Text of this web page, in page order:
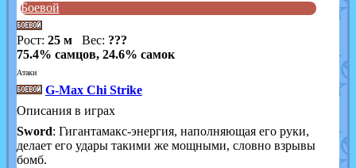
Боевой
Рост: 25 мВес: ???
75.4% самцов, 24.6% самок
Атаки
G-Max Chi Strike
Описания в играх
Sword: Гигантамакс-энергия, наполняющая его руки,
делает его удары такими же мощными, словно взрывы
бомб.